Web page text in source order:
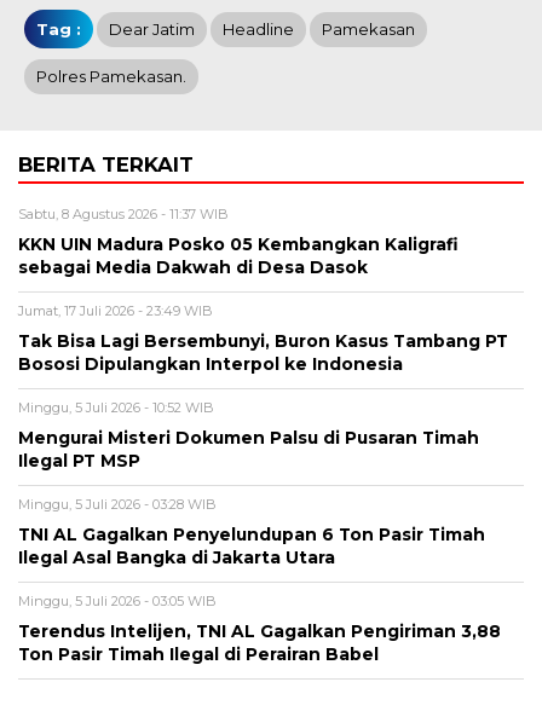
Tag : Dear Jatim Headline Pamekasan
Polres Pamekasan.
BERITA TERKAIT
Sabtu, 8 Agustus 2026 - 11:37 WIB
KKN UIN Madura Posko 05 Kembangkan Kaligrafi
sebagai Media Dakwah di Desa Dasok
Jumat, 17 Juli 2026 - 23:49 WIB
Tak Bisa Lagi Bersembunyi, Buron Kasus Tambang PT
Bososi Dipulangkan Interpol ke Indonesia
Minggu, 5 Juli 2026 - 10:52 WIB
Mengurai Misteri Dokumen Palsu di Pusaran Timah
Ilegal PT MSP
Minggu, 5 Juli 2026 - 03:28 WIB
TNI AL Gagalkan Penyelundupan 6 Ton Pasir Timah
Ilegal Asal Bangka di Jakarta Utara
Minggu, 5 Juli 2026 - 03:05 WIB
Terendus Intelijen, TNI AL Gagalkan Pengiriman 3,88
Ton Pasir Timah Ilegal di Perairan Babel